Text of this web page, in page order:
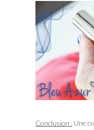
Conclusion :Une